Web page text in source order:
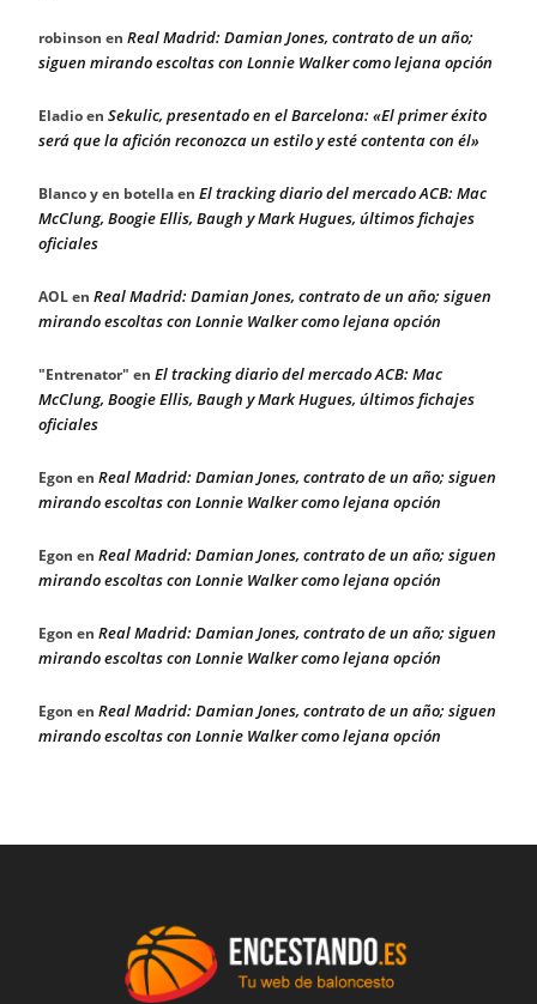
robinson en Real Madrid: Damian Jones, contrato de un año;
siguen mirando escoltas con Lonnie Walker como lejana opción
Eladioen Sekulic, presentado en el Barcelona: «El primer éxito
será que la afición reconozca un estilo y esté contenta con él»
Blanco y en botellaen El tracking diario del mercado ACB: Mac
McClung, Boogie Ellis, Baugh y Mark Hugues, últimos fichajes
oficiales
AOLen Real Madrid: Damian Jones, contrato de un año; siguen
mirando escoltas con Lonnie Walker como lejana opción
"Entrenator" en El tracking diario del mercado ACB: Mac
McClung, Boogie Ellis, Baugh y Mark Hugues, últimos fichajes
oficiales
Egon en Real Madrid: Damian Jones, contrato de un año; siguen
mirando escoltas con Lonnie Walker como lejana opción
Egon en Real Madrid: Damian Jones, contrato de un año; siguen
mirando escoltas con Lonnie Walker como lejana opción
Egon en Real Madrid: Damian Jones, contrato de un año; siguen
mirando escoltas con Lonnie Walker como lejana opción
Egon en Real Madrid: Damian Jones, contrato de un año; siguen
mirando escoltas con Lonnie Walker como lejana opción